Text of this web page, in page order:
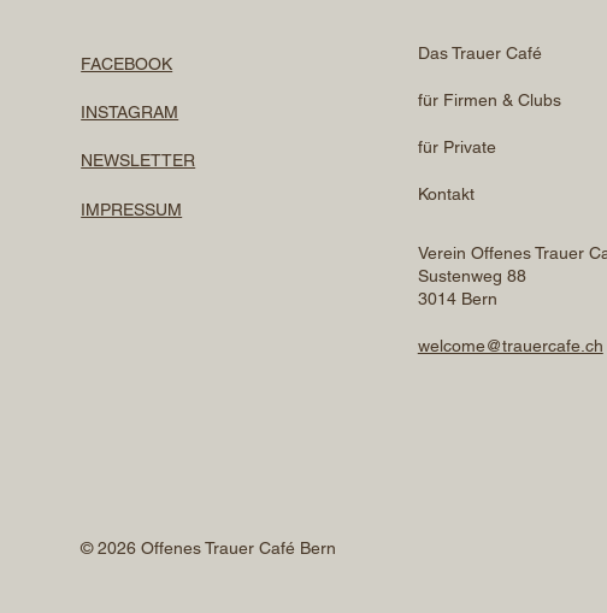
FACEBOOK
INSTAGRAM
NEWSLETTER
IMPRESSUM
Das Trauer Café
für Firmen & Clubs
für Private
Kontakt
Verein Offenes Trauer
Sustenweg 88
3014 Bern
welcome@trauercafe.ch
© 2026 Offenes Trauer Café Bern